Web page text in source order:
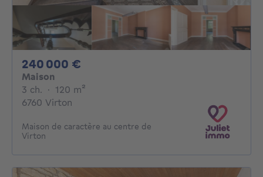
240 000 €
Maison
3 ch. 3 chambres
· 120 m²
6760 Virton
Maison de caractère au centre de
Virton